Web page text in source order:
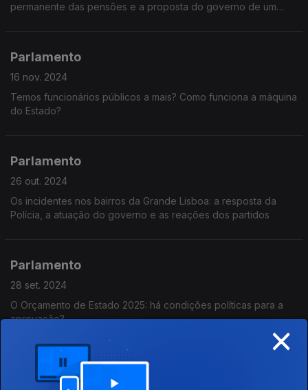
permanente das pensões e a proposta do governo de um
Parlamento
16 nov. 2024
Temos funcionários públicos a mais? Como funciona a máquina
do Estado?
Parlamento
26 out. 2024
Os incidentes nos bairros da Grande Lisboa: a resposta da
Polícia, a atuação do governo e as reações dos partidos
Parlamento
28 set. 2024
O Orçamento de Estado 2025: há condições políticas para a
aprovação?
Parlamento
×